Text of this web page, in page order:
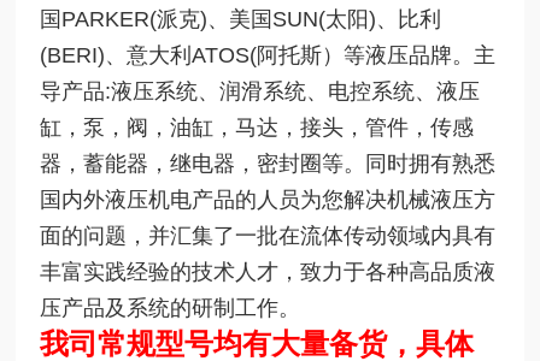
国PARKER(派克)、美国SUN(太阳)、比利
(BERI)、意大利ATOS(阿托斯）等液压品牌。主
导产品:液压系统、润滑系统、电控系统、液压
缸，泵，阀，油缸，马达，接头，管件，传感
器，蓄能器，继电器，密封圈等。同时拥有熟悉
国内外液压机电产品的人员为您解决机械液压方
面的问题，并汇集了一批在流体传动领域内具有
丰富实践经验的技术人才，致力于各种高品质液
压产品及系统的研制工作。
我司常规型号均有大量备货，具体